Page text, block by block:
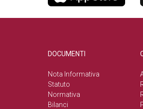
DOCUMENTI
Nota Informativa
Statuto
Normativa
Bilanci